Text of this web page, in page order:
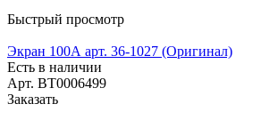
Быстрый просмотр
Экран 100А арт. 36-1027 (Оригинал)
Есть в наличии
Арт. BT0006499
Заказать